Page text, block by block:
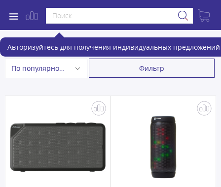
Авторизуйтесь для получения индивидуальных предложений
Портативная акустика
По популярности Фильтр